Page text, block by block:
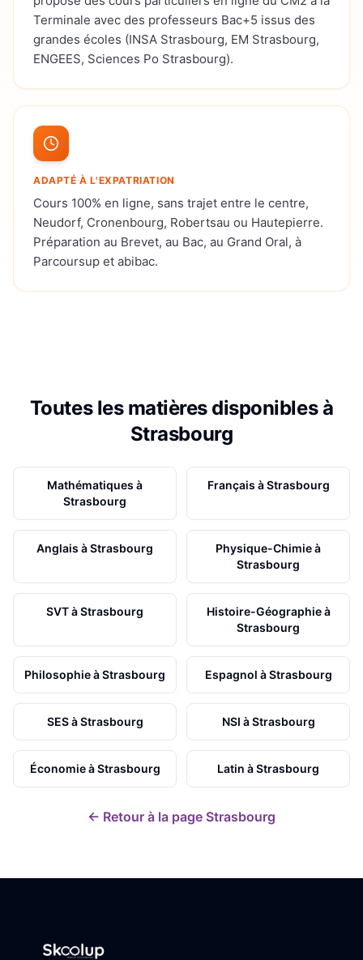
Terminale avec des professeurs Bac+5 issus des
grandes écoles (INSA Strasbourg, EM Strasbourg,
ENGEES, Sciences Po Strasbourg).
ADAPTÉ À L'EXPATRIATION
Cours 100% en ligne, sans trajet entre le centre,
Neudorf, Cronenbourg, Robertsau ou Hautepierre.
Préparation au Brevet, au Bac, au Grand Oral, à
Parcoursup et abibac.
Toutes les matières disponibles à
Strasbourg
Mathématiques à
Strasbourg
Français àStrasbourg
Anglais àStrasbourg Physique-Chimieà
Strasbourg
SVTàStrasbourg Histoire-Géographieà
Strasbourg
PhilosophieàStrasbourg Espagnol àStrasbourg
SESàStrasbourg NSI àStrasbourg
ÉconomieàStrasbourg Latin àStrasbourg
← Retour à la page Strasbourg